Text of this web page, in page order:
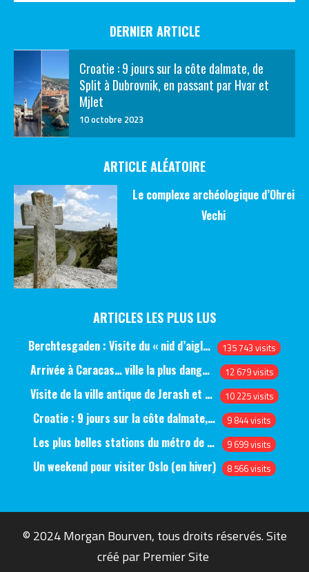
DERNIER ARTICLE
Croatie : 9 jours sur la côte dalmate, de
Split à Dubrovnik, en passant par Hvar et
Mjlet
10 octobre 2023
ARTICLE ALÉATOIRE
Le complexe archéologique d’Ohrei
Vechi
ARTICLES LES PLUS LUS
Berchtesgaden : Visite du « nid d’aigle » et des bunkers d’Hitler 135 743 visits
Arrivée à Caracas… ville la plus dangereuse du monde (jour 1) 12 679 visits
Visite de la ville antique de Jerash et du château d’Ajlun (jour 1) 10 225 visits
Croatie : 9 jours sur la côte dalmate, de Split à Dubrovnik, en passant par Hvar et Mjlet 9 844 visits
Les plus belles stations du métro de Saint-Pétersbourg 9 699 visits
Un weekend pour visiter Oslo (en hiver) 8 566 visits
© 2024 Morgan Bourven, tous droits réservés. Site
créé parPremier Site